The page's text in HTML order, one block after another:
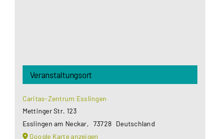
Veranstaltungsort
Caritas-Zentrum Esslingen
Mettinger Str. 123
Esslingen am Neckar, 73728 Deutschland
Google Karte anzeigen